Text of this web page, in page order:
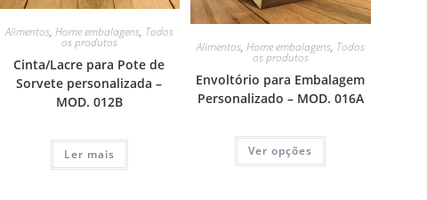
Alimentos, Home embalagens, Todos
os produtos
Cinta/Lacre para Pote de
Sorvete personalizada –
MOD. 012B
Ler mais
Alimentos, Home embalagens, Todos
os produtos
Envoltório para Embalagem
Personalizado – MOD. 016A
Ver opções